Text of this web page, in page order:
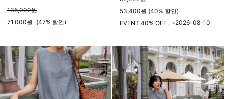
135,000원
71,000원 (47% 할인)
53,400원 (40% 할인)
EVENT 40% OFF : ~2026-08-10